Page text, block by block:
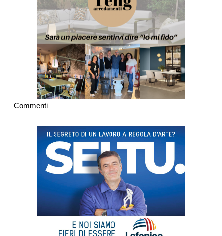
Commenti